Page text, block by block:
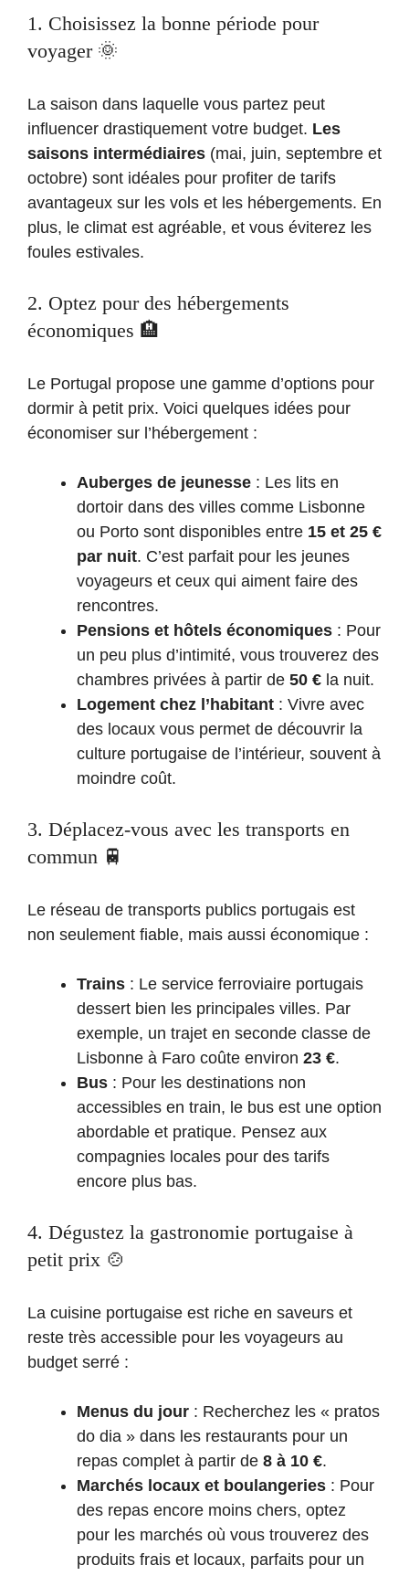
1. Choisissez la bonne période pour
voyager 🌞
La saison dans laquelle vous partez peut
influencer drastiquement votre budget. Les
saisons intermédiaires (mai, juin, septembre et
octobre) sont idéales pour profiter de tarifs
avantageux sur les vols et les hébergements. En
plus, le climat est agréable, et vous éviterez les
foules estivales.
2. Optez pour des hébergements
économiques 🏨
Le Portugal propose une gamme d’options pour
dormir à petit prix. Voici quelques idées pour
économiser sur l’hébergement :
Auberges de jeunesse : Les lits en
dortoir dans des villes comme Lisbonne
ou Porto sont disponibles entre 15 et 25 €
par nuit. C’est parfait pour les jeunes
voyageurs et ceux qui aiment faire des
rencontres.
Pensions et hôtels économiques : Pour
un peu plus d’intimité, vous trouverez des
chambres privées à partir de 50 € la nuit.
Logement chez l’habitant : Vivre avec
des locaux vous permet de découvrir la
culture portugaise de l’intérieur, souvent à
moindre coût.
3. Déplacez-vous avec les transports en
commun 🚆
Le réseau de transports publics portugais est
non seulement fiable, mais aussi économique :
Trains : Le service ferroviaire portugais
dessert bien les principales villes. Par
exemple, un trajet en seconde classe de
Lisbonne à Faro coûte environ 23 €.
Bus : Pour les destinations non
accessibles en train, le bus est une option
abordable et pratique. Pensez aux
compagnies locales pour des tarifs
encore plus bas.
4. Dégustez la gastronomie portugaise à
petit prix 🍲
La cuisine portugaise est riche en saveurs et
reste très accessible pour les voyageurs au
budget serré :
Menus du jour : Recherchez les « pratos
do dia » dans les restaurants pour un
repas complet à partir de 8 à 10 €.
Marchés locaux et boulangeries : Pour
des repas encore moins chers, optez
pour les marchés où vous trouverez des
produits frais et locaux, parfaits pour un